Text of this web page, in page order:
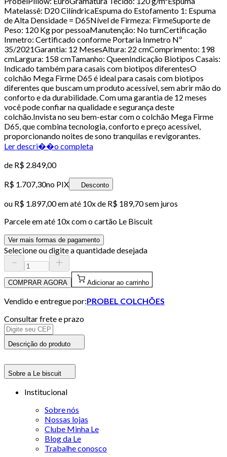
Matelassê: D20 CilíndricaEspuma do Estofamento 1: Espuma
de Alta Densidade = D65Nível de Firmeza: FirmeSuporte de
Peso: 120 Kg por pessoaManutenção: No turnCertificação
Inmetro: Certificado conforme Portaria Inmetro Nº
35/2021Garantia: 12 MesesAltura: 22 cmComprimento: 198
cmLargura: 158 cmTamanho: QueenIndicação Biotipos Casais:
Indicado também para casais com biotipos diferentesO
colchão Mega Firme D65 é ideal para casais com biotipos
diferentes que buscam um produto acessível, sem abrir mão do
conforto e da durabilidade. Com uma garantia de 12 meses
você pode confiar na qualidade e segurança deste
colchão.Invista no seu bem-estar com o colchão Mega Firme
D65, que combina tecnologia, conforto e preço acessível,
proporcionando noites de sono tranquilas e revigorantes.
Ler descri��o completa
de R$ 2.849,00
R$ 1.707,30no PIX Desconto
ou R$ 1.897,00em até 10x de R$ 189,70 sem juros
Parcele em até 10x com o cartão Le Biscuit
Ver mais formas de pagamento
Selecione ou digite a quantidade desejada
COMPRAR AGORA Adicionar ao carrinho
Vendido e entregue por:PROBEL COLCHÕES
Consultar frete e prazo
Descrição do produto
Sobre a Le biscuit
Institucional
Sobre nós
Nossas lojas
Clube Minha Le
Blog da Le
Trabalhe conosco